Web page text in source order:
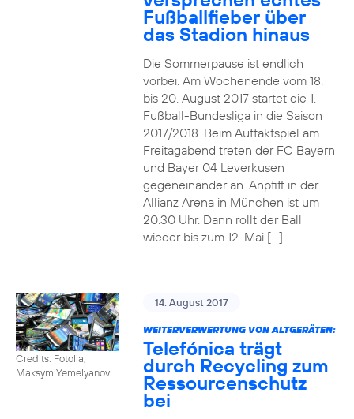
Fußballfieber über
das Stadion hinaus
Die Sommerpause ist endlich
vorbei. Am Wochenende vom 18.
bis 20. August 2017 startet die 1.
Fußball-Bundesliga in die Saison
2017/2018. Beim Auftaktspiel am
Freitagabend treten der FC Bayern
und Bayer 04 Leverkusen
gegeneinander an. Anpfiff in der
Allianz Arena in München ist um
20.30 Uhr. Dann rollt der Ball
wieder bis zum 12. Mai […]
Credits: Fotolia,
Maksym Yemelyanov
14. August 2017
WEITERVERWERTUNG VON ALTGERÄTEN:
Telefónica trägt
durch Recycling zum
Ressourcenschutz
bei